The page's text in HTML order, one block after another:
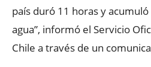
país duró 11 horas y
agua”, informó el Servicio
Chile a través de un